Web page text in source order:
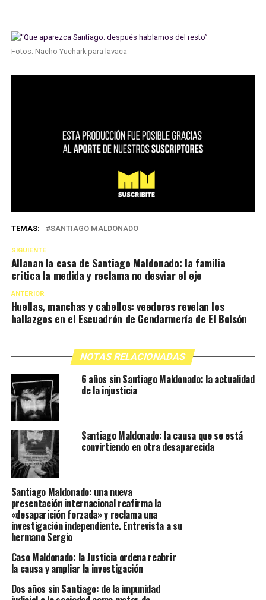
Fotos: Nacho Yuchark para lavaca
TEMAS: SANTIAGO MALDONADO
SIGUIENTE
Allanan la casa de Santiago Maldonado: la familia
critica la medida y reclama no desviar el eje
ANTERIOR
Huellas, manchas y cabellos: veedores revelan los
hallazgos en el Escuadrón de Gendarmería de El Bolsón
NOTAS RELACIONADAS
6 años sin Santiago Maldonado: la actualidad
de la injusticia
Santiago Maldonado: la causa que se está
convirtiendo en otra desaparecida
Santiago Maldonado: una nueva
presentación internacional reafirma la
«desaparición forzada» y reclama una
investigación independiente. Entrevista a su
hermano Sergio
Caso Maldonado: la Justicia ordena reabrir
la causa y ampliar la investigación
Dos años sin Santiago: de la impunidad